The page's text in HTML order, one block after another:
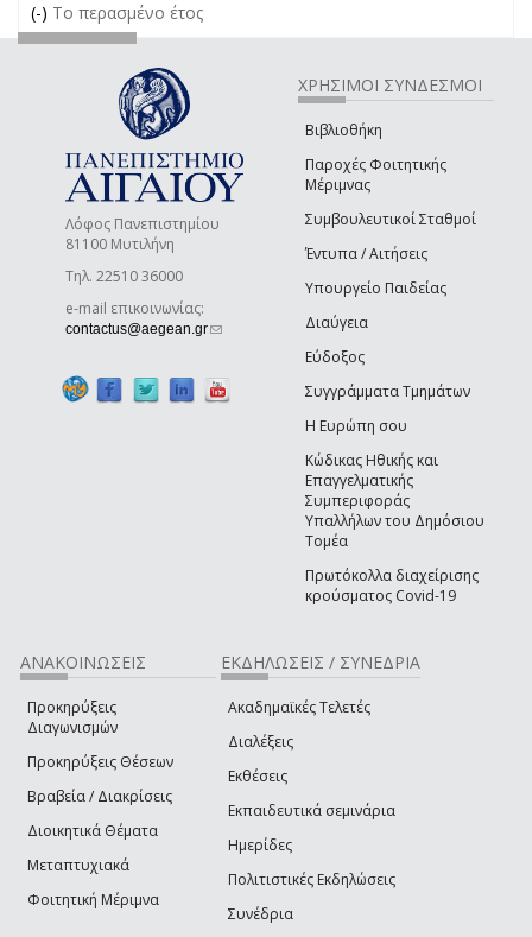
(-) Remove Το περασμένο έτος filter
Το περασμένο έτος
Λόφος Πανεπιστημίου
81100 Μυτιλήνη
Τηλ. 22510 36000
e-mail επικοινωνίας:
contactus@aegean.gr(link sends e-mail)
ΧΡΗΣΙΜΟΙ ΣΥΝΔΕΣΜΟΙ
Βιβλιοθήκη
Παροχές Φοιτητικής
Μέριμνας
Συμβουλευτικοί Σταθμοί
Έντυπα / Αιτήσεις
Υπουργείο Παιδείας
Διαύγεια
Εύδοξος
Συγγράμματα Τμημάτων
Η Ευρώπη σου
Κώδικας Ηθικής και
Επαγγελματικής
Συμπεριφοράς
Υπαλλήλων του Δημόσιου
Τομέα
Πρωτόκολλα διαχείρισης
κρούσματος Covid-19
ΑΝΑΚΟΙΝΩΣΕΙΣ
Προκηρύξεις
Διαγωνισμών
Προκηρύξεις Θέσεων
Βραβεία / Διακρίσεις
Διοικητικά Θέματα
Μεταπτυχιακά
Φοιτητική Μέριμνα
ΕΚΔΗΛΩΣΕΙΣ / ΣΥΝΕΔΡΙΑ
Ακαδημαϊκές Τελετές
Διαλέξεις
Εκθέσεις
Εκπαιδευτικά σεμινάρια
Ημερίδες
Πολιτιστικές Εκδηλώσεις
Συνέδρια